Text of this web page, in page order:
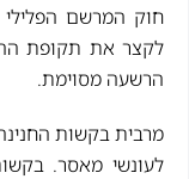
חוק המרשם
לקצר את תקופת
הרשעה מסוימת.
מרבית בקשות
לעונשי מאסר.